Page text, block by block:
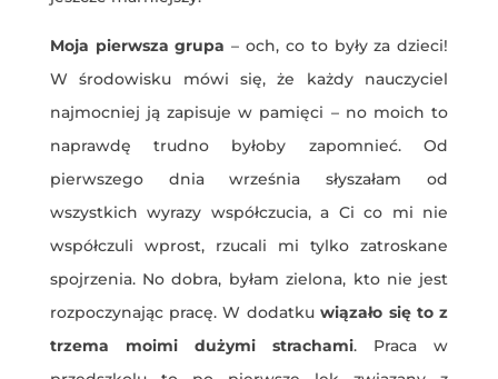
Moja pierwsza grupa – och, co to były za dzieci!
W środowisku mówi się, że każdy nauczyciel
najmocniej ją zapisuje w pamięci – no moich to
naprawdę trudno byłoby zapomnieć. Od
pierwszego dnia września słyszałam od
wszystkich wyrazy współczucia, a Ci co mi nie
współczuli wprost, rzucali mi tylko zatroskane
spojrzenia. No dobra, byłam zielona, kto nie jest
rozpoczynając pracę. W dodatkuwiązało się to z
trzema moimi dużymi strachami. Praca w